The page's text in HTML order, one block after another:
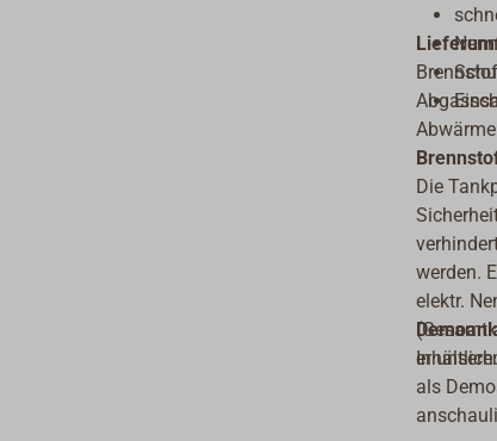
Die
werden.
elektr.
erhältlich.
In
als